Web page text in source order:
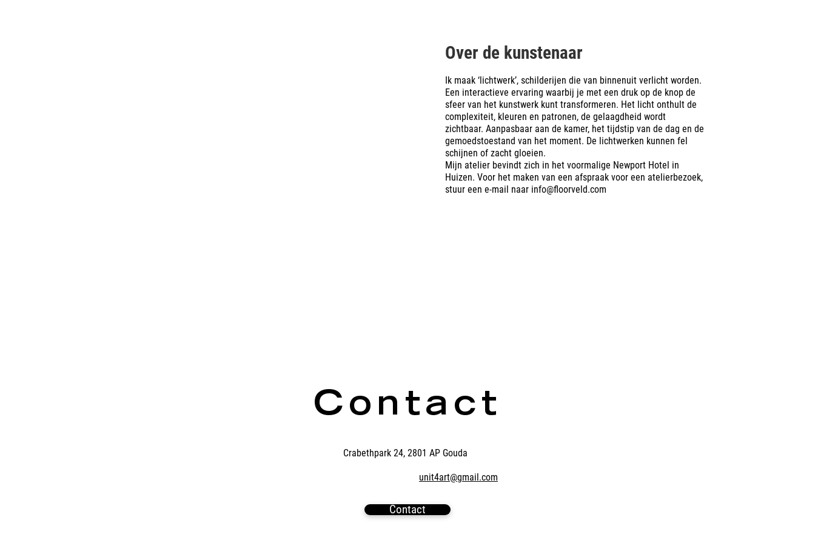
Over de kunstenaar
Ik maak ‘lichtwerk’, schilderijen die van binnenuit verlicht worden.
Een interactieve ervaring waarbij je met een druk op de knop de
sfeer van het kunstwerk kunt transformeren. Het licht onthult de
complexiteit, kleuren en patronen, de gelaagdheid wordt
zichtbaar. Aanpasbaar aan de kamer, het tijdstip van de dag en de
gemoedstoestand van het moment. De lichtwerken kunnen fel
schijnen of zacht gloeien.
Mijn atelier bevindt zich in het voormalige Newport Hotel in
Huizen. Voor het maken van een afspraak voor een atelierbezoek,
stuur een e-mail naar info@floorveld.com
Contact
Crabethpark 24, 2801 AP Gouda
unit4art@gmail.com
Contact